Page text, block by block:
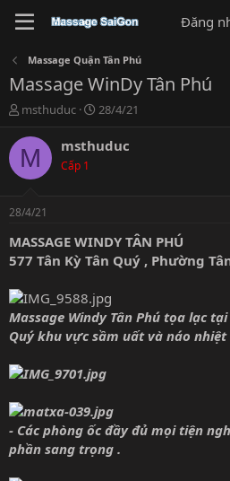
Đăng
Massage Quận Tân Phú
Massage WinDy Tân Phú
T
r
e
a
s
t
a
r
t
r
msthuduc
N
à
28/4/21
M msthuduc
Cấp 1
28/4/21
MASSAGE WINDY TÂN PHÚ
577 Tân Kỳ Tân Quý , Phường
Massage Windy Tân Phú tọa lạc
Quý khu vực sầm uất và náo
- Các phòng ốc đầy đủ mọi tiện
phần sang trọng .